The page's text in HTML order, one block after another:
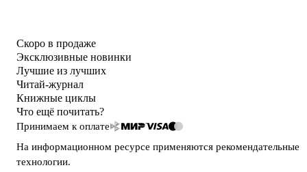
Скоро в продаже
Эксклюзивные новинки
Лучшие из лучших
Читай-журнал
Книжные циклы
Что ещё почитать?
Принимаем к оплате
На информационном ресурсе применяются рекомендательные
технологии.